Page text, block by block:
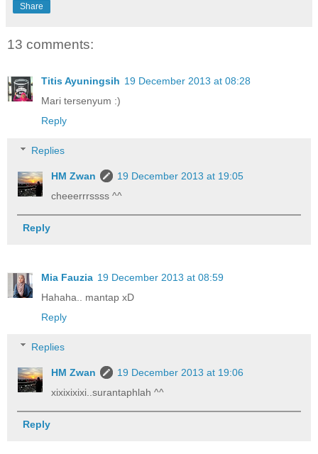
Share
13 comments:
Titis Ayuningsih 19 December 2013 at 08:28
Mari tersenyum :)
Reply
Replies
HM Zwan
19 December 2013 at 19:05
cheeerrrssss ^^
Reply
Mia Fauzia 19 December 2013 at 08:59
Hahaha.. mantap xD
Reply
Replies
HM Zwan
19 December 2013 at 19:06
xixixixixi..surantaphlah ^^
Reply